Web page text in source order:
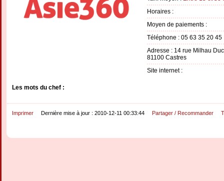
Horaires :
Moyen de paiements :
Téléphone : 05 63 35 20 45
Adresse : 14 rue Milhau
81100 Castres
Site internet :
Les mots du chef :
Imprimer Dernière mise à jour : 2010-12-11 00:33:44 Partager / Recommander